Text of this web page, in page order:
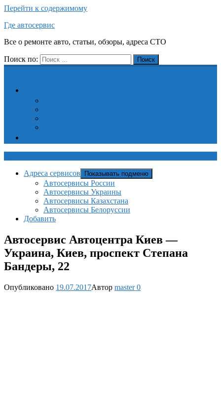
Перейти к содержимому
Где автосервис
Все о ремонте авто, статьи, обзоры, адреса СТО
Поиск по: Поиск
Адреса сервисов Показывать подменю
Автосервисы России
Автосервисы Украины
Автосервисы Казахстана
Автосервисы Белоруссии
Добавить
Автосервис Автоцентра Киев —
Украина, Киев, проспект Степана
Бандеры, 22
Опубликовано 19.07.2017Автор master0